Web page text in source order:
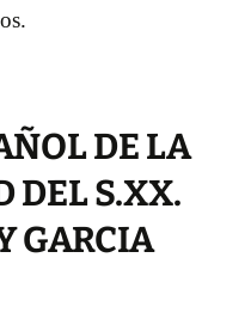
DE LA
DEL S.XX.
GARCIA